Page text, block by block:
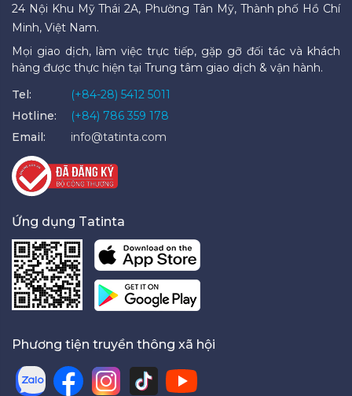
24 Nội Khu Mỹ Thái 2A, Phường Tân Mỹ, Thành phố Hồ Chí
Minh, Việt Nam.
Mọi giao dịch, làm việc trực tiếp, gặp gỡ đối tác và khách
hàng được thực hiện tại Trung tâm giao dịch & vận hành.
Tel:
(+84-28) 5412 5011
Hotline:
(+84) 786 359 178
Email:
info@tatinta.com
Ứng dụng Tatinta
Phương tiện truyền thông xã hội